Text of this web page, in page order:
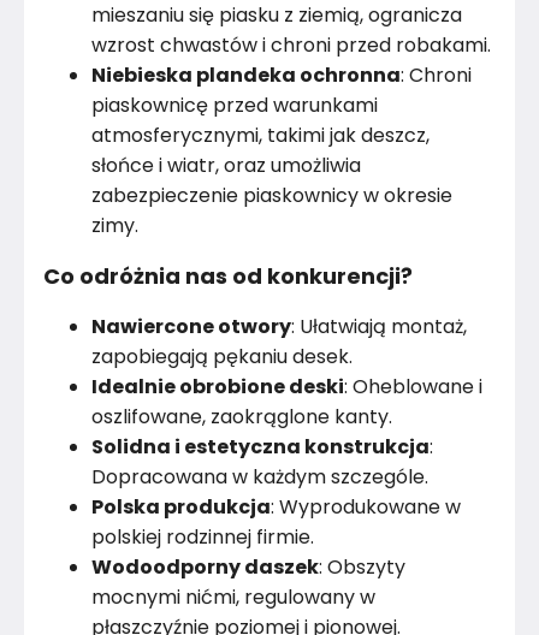
mieszaniu się piasku z ziemią, ogranicza
wzrost chwastów i chroni przed robakami.
Niebieska plandeka ochronna: Chroni
piaskownicę przed warunkami
atmosferycznymi, takimi jak deszcz,
słońce i wiatr, oraz umożliwia
zabezpieczenie piaskownicy w okresie
zimy.
Co odróżnia nas od konkurencji?
Nawiercone otwory: Ułatwiają montaż,
zapobiegają pękaniu desek.
Idealnie obrobione deski: Oheblowane i
oszlifowane, zaokrąglone kanty.
Solidna i estetyczna konstrukcja:
Dopracowana w każdym szczególe.
Polska produkcja: Wyprodukowane w
polskiej rodzinnej firmie.
Wodoodporny daszek: Obszyty
mocnymi nićmi, regulowany w
płaszczyźnie poziomej i pionowej.